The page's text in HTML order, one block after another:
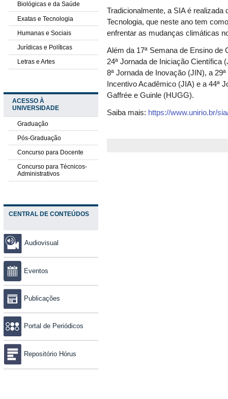
Biológicas e da Saúde
Exatas e Tecnologia
Humanas e Sociais
Jurídicas e Políticas
Letras e Artes
ACESSO À
UNIVERSIDADE
Graduação
Pós-Graduação
Concurso para Docente
Concurso para Técnicos-
Administrativos
CENTRAL DE CONTEÚDOS
Audiovisual
Eventos
Publicações
Portal de Periódicos
Repositório Hórus
Tradicionalmente, a SIA é
Tecnologia, que neste ano tem
enfrentar as mudanças climáticas
Além da 17ª Semana de Ensino de
24ª Jornada de Iniciação Científica
8ª Jornada de Inovação (JIN), a
Incentivo Acadêmico (JIA) e a 44ª
Gaffrée e Guinle (HUGG).
Saiba mais: https://www.unirio.br/